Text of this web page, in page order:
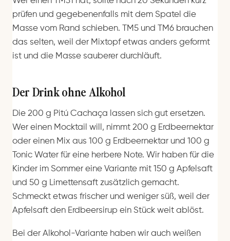
prüfen und gegebenenfalls mit dem Spatel die
Masse vom Rand schieben. TM5 und TM6 brauchen
das selten, weil der Mixtopf etwas anders geformt
ist und die Masse sauberer durchläuft.
Der Drink ohne Alkohol
Die 200 g Pitú Cachaça lassen sich gut ersetzen.
Wer einen Mocktail will, nimmt 200 g Erdbeernektar
oder einen Mix aus 100 g Erdbeernektar und 100 g
Tonic Water für eine herbere Note. Wir haben für die
Kinder im Sommer eine Variante mit 150 g Apfelsaft
und 50 g Limettensaft zusätzlich gemacht.
Schmeckt etwas frischer und weniger süß, weil der
Apfelsaft den Erdbeersirup ein Stück weit ablöst.
Bei der Alkohol-Variante haben wir auch weißen